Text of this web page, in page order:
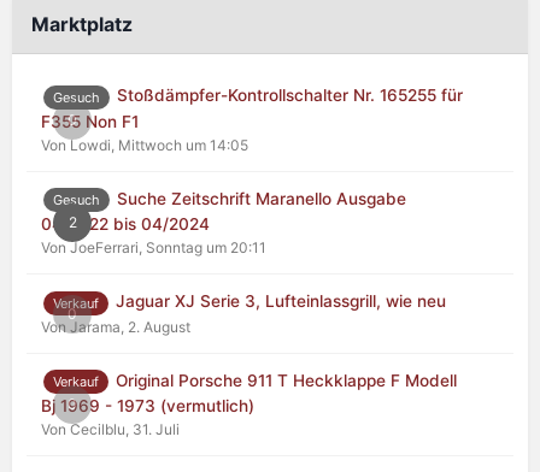
Marktplatz
0
Gesuch
Stoßdämpfer-Kontrollschalter Nr. 165255 für
F355 Non F1
Von Lowdi, Mittwoch um 14:05
2
Gesuch
Suche Zeitschrift Maranello Ausgabe
04/2022 bis 04/2024
Von JoeFerrari, Sonntag um 20:11
0
Verkauf Jaguar XJ Serie 3, Lufteinlassgrill, wie neu
Von Jarama, 2. August
0
Verkauf
Original Porsche 911 T Heckklappe F Modell
Bj 1969 - 1973 (vermutlich)
Von Cecilblu, 31. Juli